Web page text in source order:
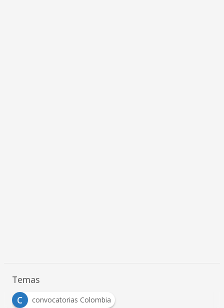
Temas
C
convocatorias Colombia